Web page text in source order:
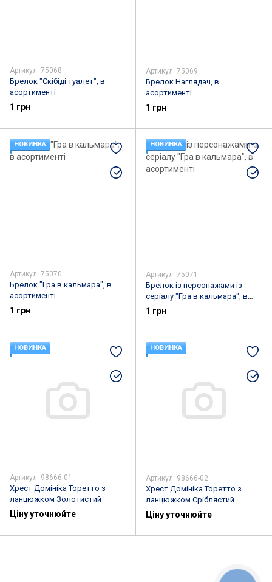
Артикул: 75068
Брелок "Скібіді туалет", в
асортименті
1 грн
Артикул: 75069
Брелок Наглядач, в
асортименті
1 грн
НОВИНКА
Артикул: 75070
Брелок "Гра в кальмара", в
асортименті
1 грн
НОВИНКА
Артикул: 75071
Брелок із персонажами із
серіалу "Гра в кальмара", в
асортименті
1 грн
НОВИНКА
Артикул: 98666-01
Хрест Домініка Торетто з
ланцюжком Золотистий
Ціну уточнюйте
НОВИНКА
Артикул: 98666-02
Хрест Домініка Торетто з
ланцюжком Сріблястий
Ціну уточнюйте